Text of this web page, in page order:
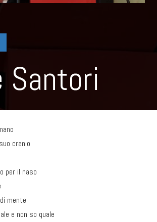
Santori
cranio
per il naso
mente
e non so quale